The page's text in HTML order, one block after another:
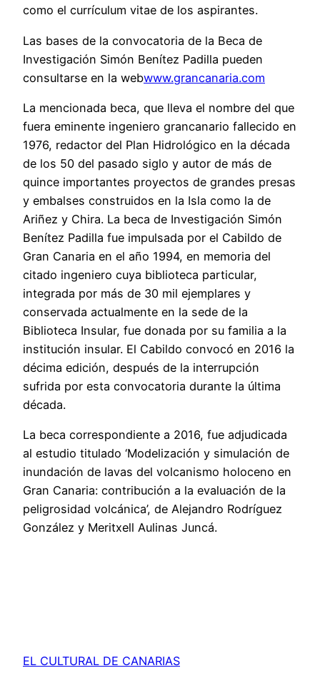
como el currículum vitae de los aspirantes.
Las bases de la convocatoria de la Beca de
Investigación Simón Benítez Padilla pueden
consultarse en la webwww.grancanaria.com
La mencionada beca, que lleva el nombre del que
fuera eminente ingeniero grancanario fallecido en
1976, redactor del Plan Hidrológico en la década
de los 50 del pasado siglo y autor de más de
quince importantes proyectos de grandes presas
y embalses construidos en la Isla como la de
Ariñez y Chira. La beca de Investigación Simón
Benítez Padilla fue impulsada por el Cabildo de
Gran Canaria en el año 1994, en memoria del
citado ingeniero cuya biblioteca particular,
integrada por más de 30 mil ejemplares y
conservada actualmente en la sede de la
Biblioteca Insular, fue donada por su familia a la
institución insular. El Cabildo convocó en 2016 la
décima edición, después de la interrupción
sufrida por esta convocatoria durante la última
década.
La beca correspondiente a 2016, fue adjudicada
al estudio titulado ‘Modelización y simulación de
inundación de lavas del volcanismo holoceno en
Gran Canaria: contribución a la evaluación de la
peligrosidad volcánica’, de Alejandro Rodríguez
González y Meritxell Aulinas Juncá.
EL CULTURAL DE CANARIAS